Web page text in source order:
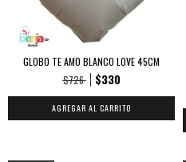
GLOBO TE AMO BLANCO LOVE 45CM
$726
$330